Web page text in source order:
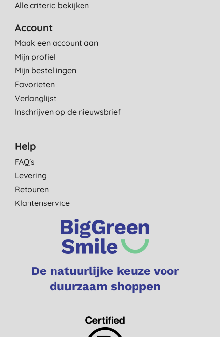
Alle criteria bekijken
Account
Maak een account aan
Mijn profiel
Mijn bestellingen
Favorieten
Verlanglijst
Inschrijven op de nieuwsbrief
Help
FAQ's
Levering
Retouren
Klantenservice
De natuurlijke keuze voor
duurzaam shoppen